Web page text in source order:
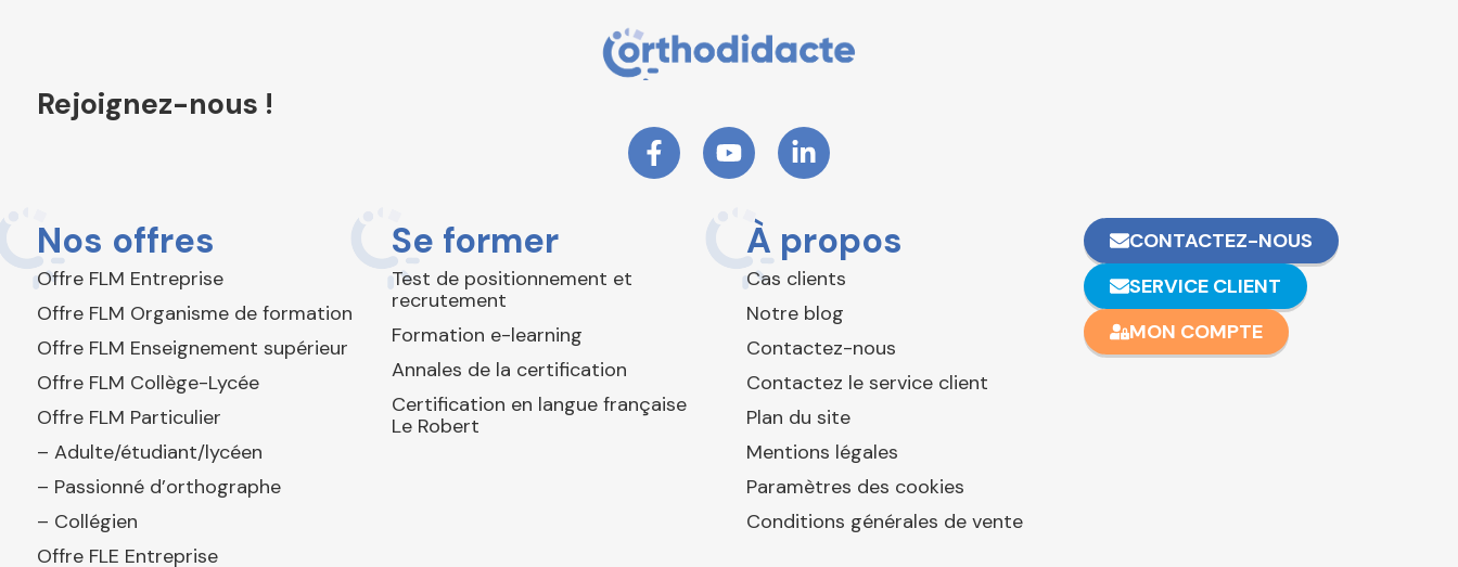
Rejoignez-nous !
Nos offres
Offre FLM Entreprise
Offre FLM Organisme de formation
Offre FLM Enseignement supérieur
Offre FLM Collège-Lycée
Offre FLM Particulier
– Adulte/étudiant/lycéen
– Passionné d’orthographe
– Collégien
Offre FLE Entreprise
Se former
Test de positionnement et
recrutement
Formation e-learning
Annales de la certification
Certification en langue française
Le Robert
À propos
Cas clients
Notre blog
Contactez-nous
Contactez le service client
Plan du site
Mentions légales
Paramètres des cookies
Conditions générales de vente
CONTACTEZ-NOUS
SERVICE CLIENT
MON COMPTE